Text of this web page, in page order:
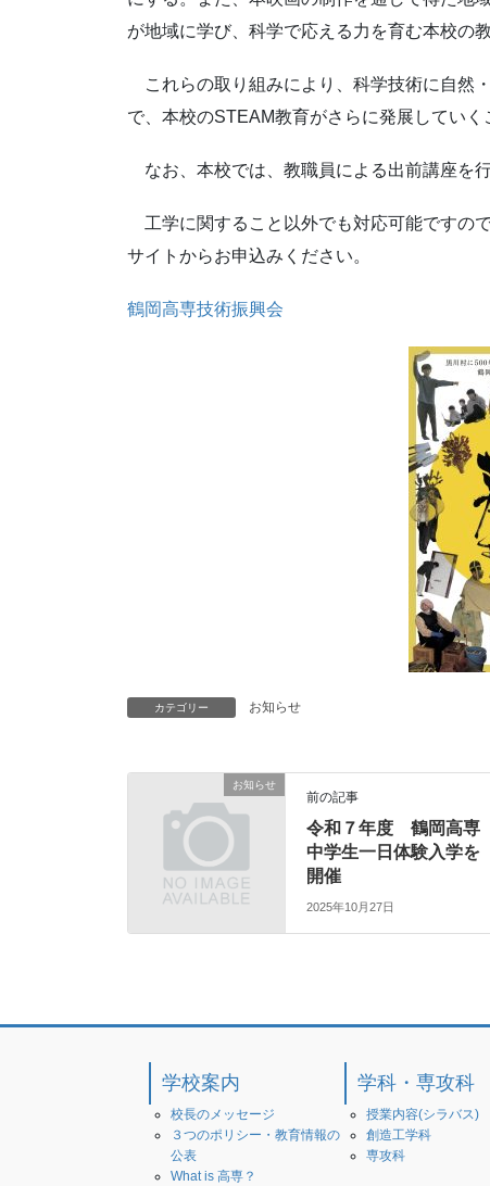
が地域に学び、科学で応える力を育む本校の
これらの取り組みにより、科学技術に自然
で、本校のSTEAM教育がさらに発展していく
なお、本校では、教職員による出前講座を行
工学に関すること以外でも対応可能ですの
サイトからお申込みください。
鶴岡高専技術振興会
カテゴリー お知らせ
お知らせ
前の記事
令和７年度 鶴岡高専
中学生一日体験入学を
開催
2025年10月27日
学校案内
校長のメッセージ
３つのポリシー・教育情報の
公表
What is 高専？
学科・専攻科
授業内容(シラバス)
創造工学科
専攻科